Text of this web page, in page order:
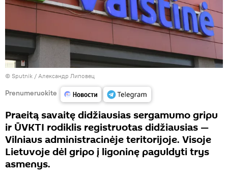
© Sputnik / Александр Липовец
Prenumeruokite
Praeitą savaitę didžiausias sergamumo gripu
ir ŪVKTI rodiklis registruotas didžiausias —
Vilniaus administracinėje teritorijoje. Visoje
Lietuvoje dėl gripo į ligoninę paguldyti trys
asmenys.